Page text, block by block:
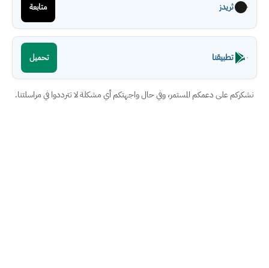
ثريدز متابعة
تطبيقنا تحميل
نشكركم على دعمكم المستمر، وفي حال واجهتكم أي مشكلة لا تترددوا في مراسلتنا.